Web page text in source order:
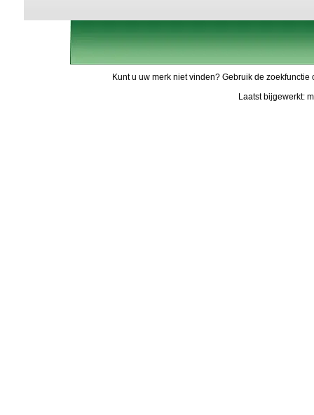
Kunt u uw merk niet vinden? Gebruik de
Laatst bijgewerkt: